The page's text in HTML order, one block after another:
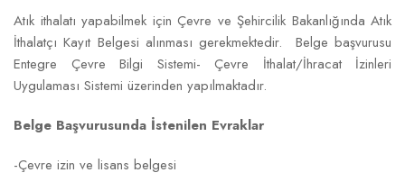
Atık ithalatı yapabilmek için Çevre ve Şehircilik Bakanlığında Atık
İthalatçı Kayıt Belgesi alınması gerekmektedir. Belge başvurusu
Entegre Çevre Bilgi Sistemi- Çevre İthalat/İhracat İzinleri
Uygulaması Sistemi üzerinden yapılmaktadır.
Belge Başvurusunda İstenilen Evraklar
-Çevre izin ve lisans belgesi